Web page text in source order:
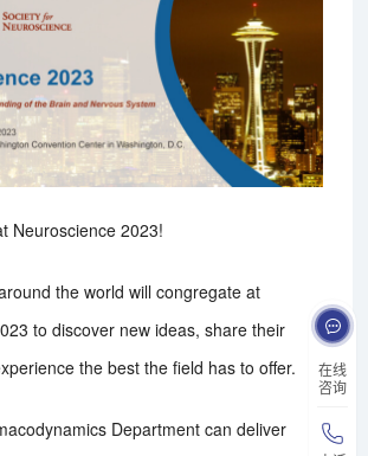
在线
咨询
Neuroscience 2023!
the world will congregate at
to discover new ideas, share their
the best the field has to offer.
Department can deliver